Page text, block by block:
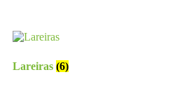
Lareiras (6)